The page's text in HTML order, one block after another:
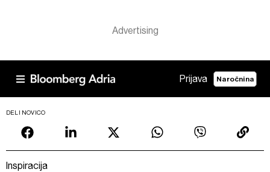
Prijava Naročnina
DELI NOVICO
Inspiracija